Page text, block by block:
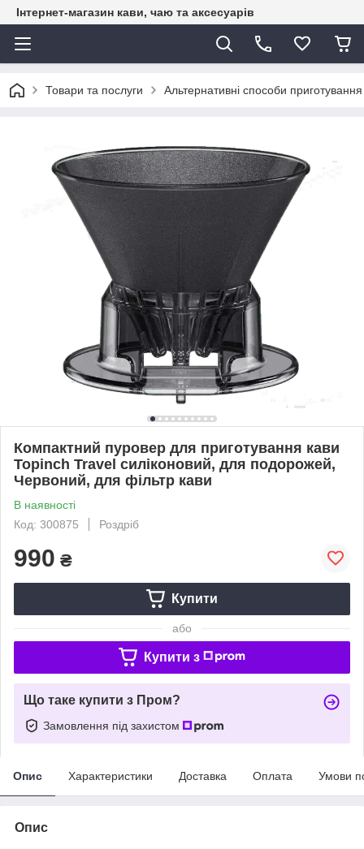
Інтернет-магазин кави, чаю та аксесуарів
Товари та послуги Альтернативні способи
Компактний пуровер для приготування кави
Topinch Travel силіконовий, для подорожей,
Червоний, для фільтр кави
В наявності
Код: 300875
Роздріб
990 ₴
Купити
або
Купити з
Що таке купити з Пром?
Замовлення під захистом
Опис Характеристики Доставка Оплата Умови
Опис